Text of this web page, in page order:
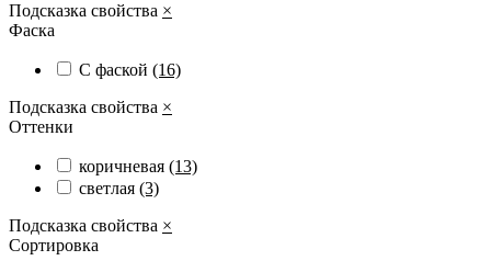
Подсказка свойства ×
Фаска
С фаской (16)
Подсказка свойства ×
Оттенки
коричневая (13)
светлая (3)
Подсказка свойства ×
Сортировка